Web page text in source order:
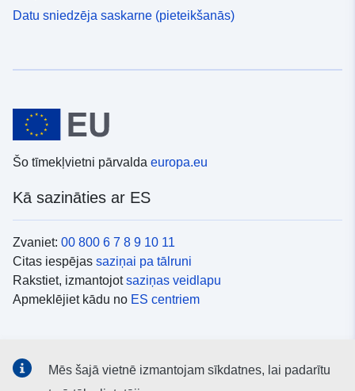
Datu sniedzēja saskarne (pieteikšanās)
Šo tīmekļvietni pārvalda europa.eu
Kā sazināties ar ES
Zvaniet: 00 800 6 7 8 9 10 11
Citas iespējas saziņai pa tālruni
Rakstiet, izmantojotsaziņas veidlapu
Apmeklējiet kādu no ES centriem
Mēs šajā vietnē izmantojam sīkdatnes, lai padarītu